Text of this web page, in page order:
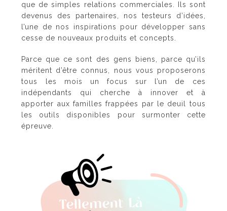
que de simples relations commerciales. Ils sont
devenus des partenaires, nos testeurs d’idées,
l’une de nos inspirations pour développer sans
cesse de nouveaux produits et concepts.
Parce que ce sont des gens biens, parce qu’ils
méritent d’être connus, nous vous proposerons
tous les mois un focus sur l’un de ces
indépendants qui cherche à innover et à
apporter aux familles frappées par le deuil tous
les outils disponibles pour surmonter cette
épreuve.